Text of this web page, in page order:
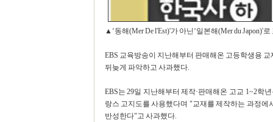
▲‘동해(Mer De l'Est)'가 아닌‘일본해(Mer du Japon)'
EBS 교육방송이 지난해부터 판매해온 고등학생용
뒤늦게 파악하고 사과했다.
EBS는 29일 지난해부터 제작·판매해온 고교 1~2학
랑스 고지도를 사용했다며 "교재를 제작하는 과정에
반성한다"고 사과했다.